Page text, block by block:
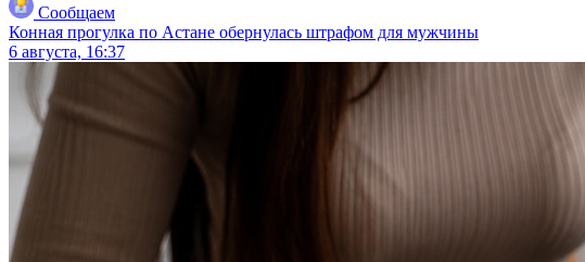
Сообщаем
Конная прогулка по Астане обернулась штрафом для мужчины
6 августа, 16:37